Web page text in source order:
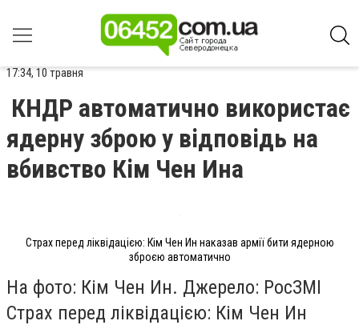
17:34, 10 травня
КНДР автоматично використає
ядерну зброю у відповідь на
вбивство Кім Чен Ина
Страх перед ліквідацією: Кім Чен Ин наказав армії бити ядерною
зброєю автоматично
На фото: Кім Чен Ин. Джерело: РосЗМІ
Страх перед ліквідацією: Кім Чен Ин